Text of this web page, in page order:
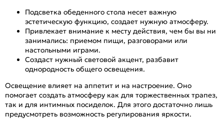
Подсветка обеденного стола несет важную
эстетическую функцию, создает нужную атмосферу.
Привлекает внимание к месту действия, чем бы вы ни
занимались: приемом пищи, разговорами или
настольными играми.
Создаст нужный световой акцент, разбавит
однородность общего освещения.
Освещение влияет на аппетит и на настроение. Оно
помогает создать атмосферу как для торжественных трапез,
так и для интимных посиделок. Для этого достаточно лишь
предусмотреть возможность регулирования яркости.